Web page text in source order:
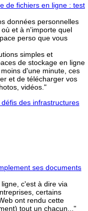
de fichiers en ligne : test
données personnelles
et à n'importe quel
perso que vous
simples et
de stockage en ligne
d'une minute, ces
et de télécharger vos
vidéos."
des infrastructures
ses documents
c'est à dire via
certains
ont rendu cette
tout un chacun..."